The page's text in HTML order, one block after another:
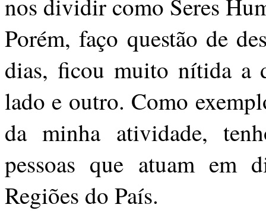
nos dividir como Seres
Porém, faço questão de
dias, ficou muito nítida a
lado e outro. Como
da minha atividade,
pessoas que atuam em
Regiões do País.